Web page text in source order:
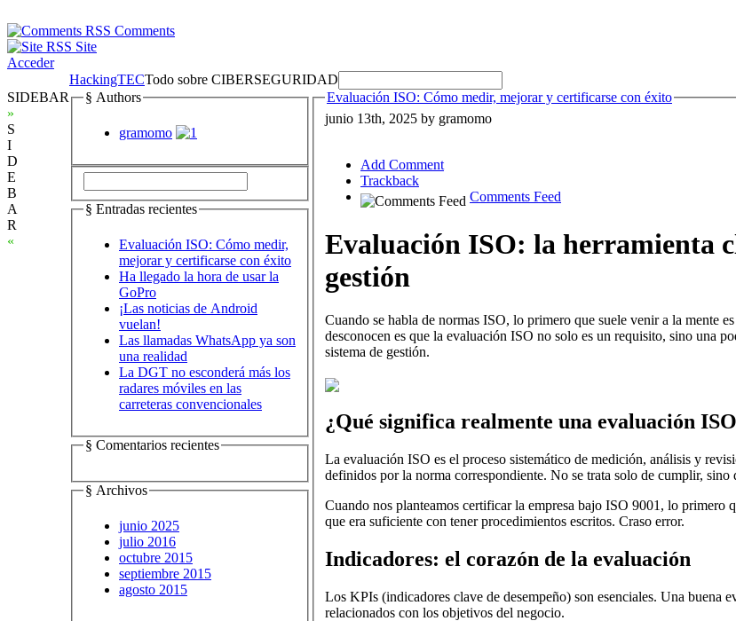
Comments
Site
Acceder
HackingTECTodo sobre CIBERSEGURIDAD
SIDEBAR
»
S
I
D
E
B
A
R
«
§ Authors
gramomo
§ Entradas recientes
Evaluación ISO: Cómo medir,
mejorar y certificarse con éxito
Ha llegado la hora de usar la
GoPro
¡Las noticias de Android
vuelan!
Las llamadas WhatsApp ya son
una realidad
La DGT no esconderá más los
radares móviles en las
carreteras convencionales
§ Comentarios recientes
§ Archivos
junio 2025
julio 2016
octubre 2015
septiembre 2015
agosto 2015
Evaluación ISO: Cómo medir, mejorar y certificarse con éxito
junio 13th, 2025 by gramomo
Add Comment
Trackback
Comments Feed
Evaluación ISO: la herramienta
gestión
Cuando se habla de normas ISO, lo primero que suele venir a la mente
desconocen es que la evaluación ISO no solo es un requisito, sino una
sistema de gestión.
¿Qué significa realmente una evaluación
La evaluación ISO es el proceso sistemático de medición, análisis y
definidos por la norma correspondiente. No se trata solo de cumplir,
Cuando nos planteamos certificar la empresa bajo ISO 9001, lo primero
que era suficiente con tener procedimientos escritos. Craso error.
Indicadores: el corazón de la evaluación
Los KPIs (indicadores clave de desempeño) son esenciales. Una
relacionados con los objetivos del negocio.